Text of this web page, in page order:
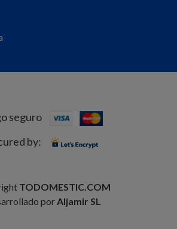
seguro
by:
TODOMESTIC.COM
porAljamir SL